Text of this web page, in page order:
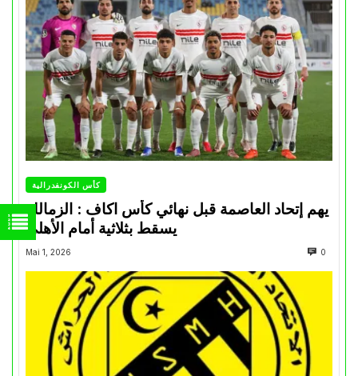
كأس الكونفدرالية
يهم إتحاد العاصمة قبل نهائي كأس اكاف : الزمالك
Mai 1, 2026 0